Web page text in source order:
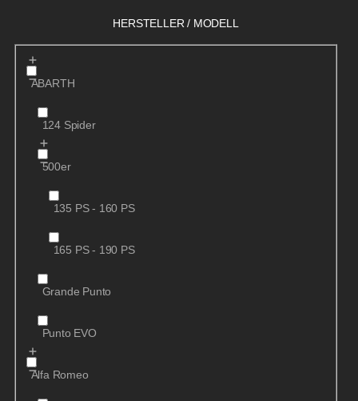
HERSTELLER / MODELL
ABARTH
124 Spider
500er
135 PS - 160 PS
165 PS - 190 PS
Grande Punto
Punto EVO
Alfa Romeo